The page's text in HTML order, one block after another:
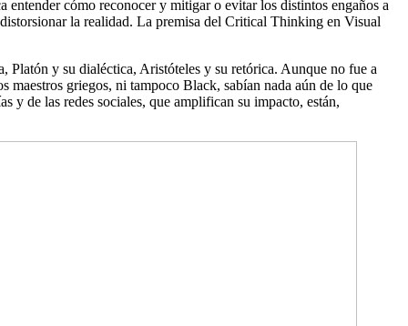
entender cómo reconocer y mitigar o evitar los distintos engaños a
la realidad. La premisa del Critical Thinking en Visual
Platón y su dialéctica, Aristóteles y su retórica. Aunque no fue a
griegos, ni tampoco Black, sabían nada aún de lo que
y de las redes sociales, que amplifican su impacto, están,